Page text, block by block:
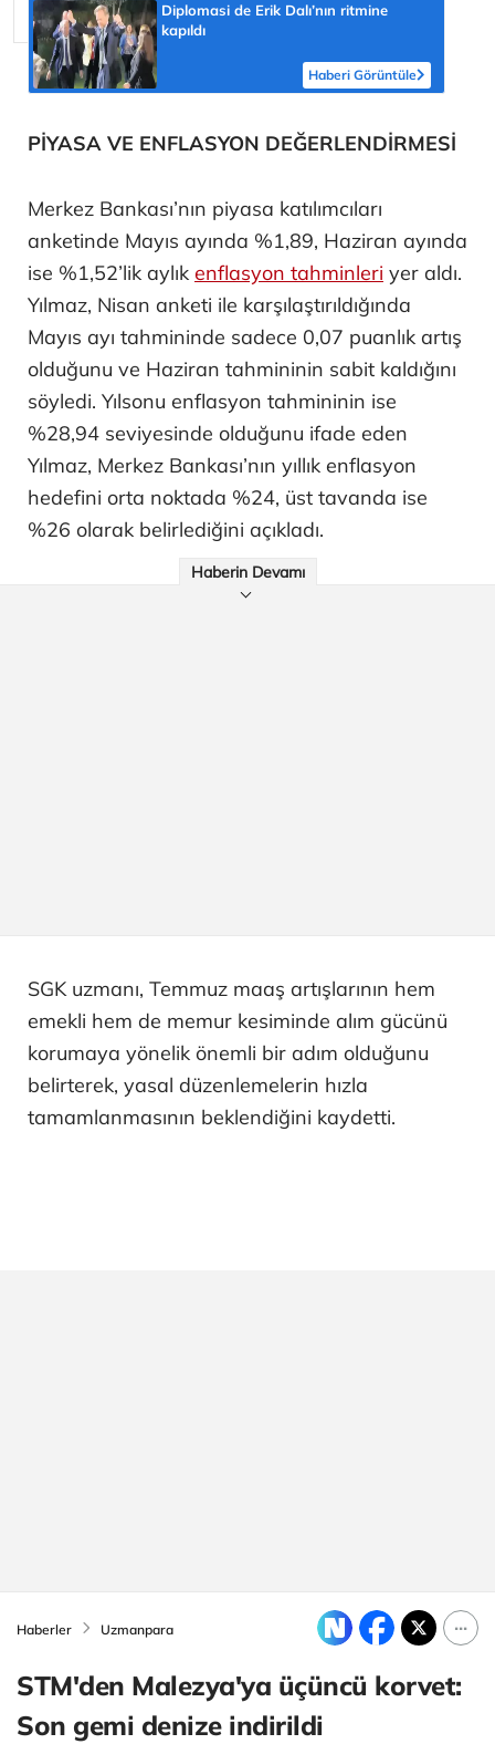
Diplomasi de Erik Dalı’nın ritmine
kapıldı
Haberi Görüntüle
PİYASA VE ENFLASYON DEĞERLENDİRMESİ
Merkez Bankası’nın piyasa katılımcıları
anketinde Mayıs ayında %1,89, Haziran ayında
ise %1,52’lik aylık enflasyon tahminleri yer aldı.
Yılmaz, Nisan anketi ile karşılaştırıldığında
Mayıs ayı tahmininde sadece 0,07 puanlık artış
olduğunu ve Haziran tahmininin sabit kaldığını
söyledi. Yılsonu enflasyon tahmininin ise
%28,94 seviyesinde olduğunu ifade eden
Yılmaz, Merkez Bankası’nın yıllık enflasyon
hedefini orta noktada %24, üst tavanda ise
%26 olarak belirlediğini açıkladı.
Haberin Devamı
SGK uzmanı, Temmuz maaş artışlarının hem
emekli hem de memur kesiminde alım gücünü
korumaya yönelik önemli bir adım olduğunu
belirterek, yasal düzenlemelerin hızla
tamamlanmasının beklendiğini kaydetti.
Haberler Uzmanpara
STM'den Malezya'ya üçüncü korvet:
Son gemi denize indirildi